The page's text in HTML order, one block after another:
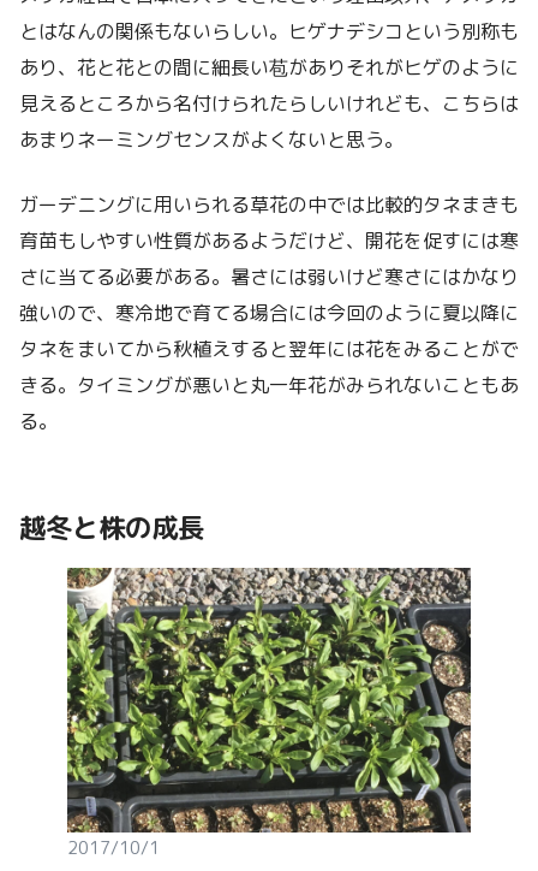
とはなんの関係もないらしい。ヒゲナデシコという別称も
あり、花と花との間に細長い苞がありそれがヒゲのように
見えるところから名付けられたらしいけれども、こちらは
あまりネーミングセンスがよくないと思う。
ガーデニングに用いられる草花の中では比較的タネまきも
育苗もしやすい性質があるようだけど、開花を促すには寒
さに当てる必要がある。暑さには弱いけど寒さにはかなり
強いので、寒冷地で育てる場合には今回のように夏以降に
タネをまいてから秋植えすると翌年には花をみることがで
きる。タイミングが悪いと丸一年花がみられないこともあ
る。
越冬と株の成長
2017/10/1